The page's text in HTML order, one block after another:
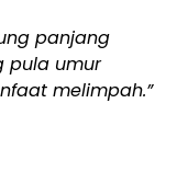
panjang
pula umur
melimpah.”